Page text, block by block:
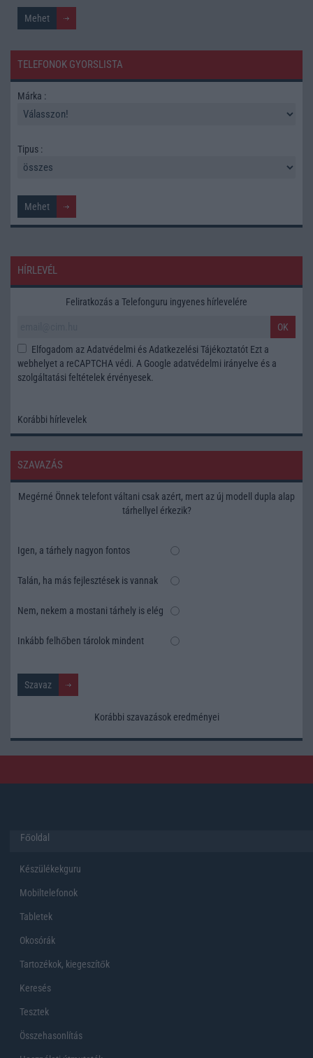
TELEFONOK GYORSLISTA
Márka :
Tipus :
HÍRLEVÉL
Feliratkozás a Telefonguru ingyenes hírlevelére
OK
Elfogadom azAdatvédelmi és Adatkezelési Tájékoztatót Ezt a
webhelyet a reCAPTCHA védi. A Google adatvédelmi irányelve és a
szolgáltatási feltételek érvényesek.
Korábbi hírlevelek
SZAVAZÁS
Megérné Önnek telefont váltani csak azért, mert az új modell dupla alap
tárhellyel érkezik?
Igen, a tárhely nagyon fontos
Talán, ha más fejlesztések is vannak
Nem, nekem a mostani tárhely is elég
Inkább felhőben tárolok mindent
Korábbi szavazások eredményei
Főoldal
Készülékekguru
Mobiltelefonok
Tabletek
Okosórák
Tartozékok, kiegeszítők
Keresés
Tesztek
Összehasonlítás